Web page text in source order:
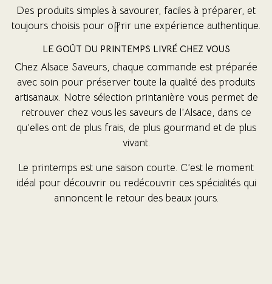
Des produits simples à savourer, faciles à préparer, et
toujours choisis pour offrir une expérience authentique.
LE GOÛT DU PRINTEMPS LIVRÉ CHEZ VOUS
Chez Alsace Saveurs, chaque commande est préparée
avec soin pour préserver toute la qualité des produits
artisanaux. Notre sélection printanière vous permet de
retrouver chez vous les saveurs de l’Alsace, dans ce
qu’elles ont de plus frais, de plus gourmand et de plus
vivant.
Le printemps est une saison courte. C’est le moment
idéal pour découvrir ou redécouvrir ces spécialités qui
annoncent le retour des beaux jours.